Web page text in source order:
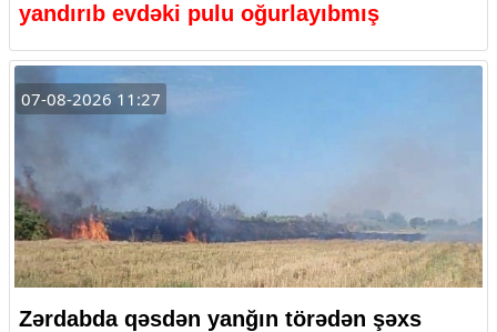
yandırıb evdəki pulu oğurlayıbmış
07-08-2026 11:27
Zərdabda qəsdən yanğın törədən şəxs